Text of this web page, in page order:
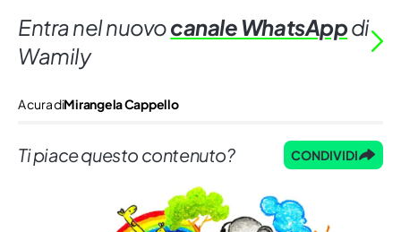
Entra nel nuovocanale WhatsAppdi
Wamily
A cura diMirangela Cappello
Ti piace questo contenuto? CONDIVIDI